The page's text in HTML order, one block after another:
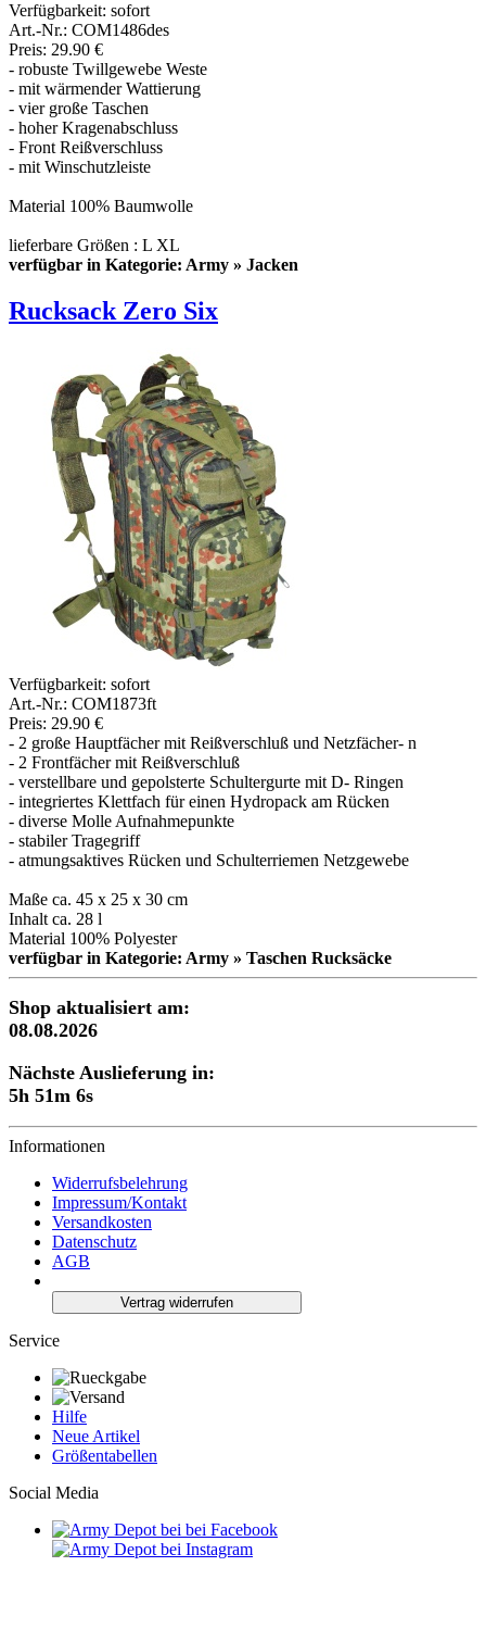
Verfügbarkeit: sofort
Art.-Nr.: COM1486des
Preis: 29.90 €
- robuste Twillgewebe Weste
- mit wärmender Wattierung
- vier große Taschen
- hoher Kragenabschluss
- Front Reißverschluss
- mit Winschutzleiste
Material 100% Baumwolle
lieferbare Größen : L XL
verfügbar in Kategorie: Army » Jacken
Rucksack Zero Six
Verfügbarkeit: sofort
Art.-Nr.: COM1873ft
Preis: 29.90 €
- 2 große Hauptfächer mit Reißverschluß und Netzfächer- n
- 2 Frontfächer mit Reißverschluß
- verstellbare und gepolsterte Schultergurte mit D- Ringen
- integriertes Klettfach für einen Hydropack am Rücken
- diverse Molle Aufnahmepunkte
- stabiler Tragegriff
- atmungsaktives Rücken und Schulterriemen Netzgewebe
Maße ca. 45 x 25 x 30 cm
Inhalt ca. 28 l
Material 100% Polyester
verfügbar in Kategorie: Army » Taschen Rucksäcke
Shop aktualisiert am:
08.08.2026
Nächste Auslieferung in:
5h 51m 6s
Informationen
Widerrufsbelehrung
Impressum/Kontakt
Versandkosten
Datenschutz
AGB
Vertrag widerrufen
Service
Hilfe
Neue Artikel
Größentabellen
Social Media